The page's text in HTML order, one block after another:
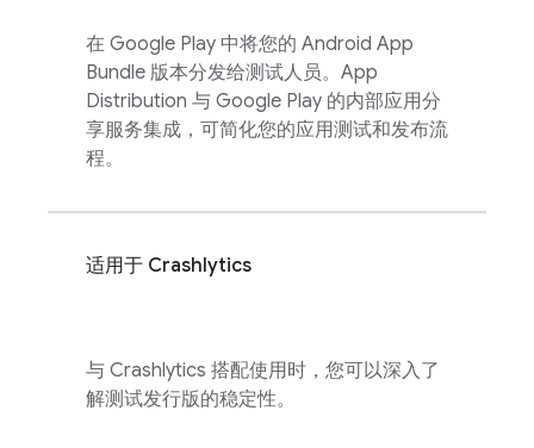
在 Google Play 中将您的 Android App
Bundle 版本分发给测试人员。 App
Distribution 与 Google Play 的内部应用分
享服务集成，可简化您的应用测试和发布流
程。
适用于 Crashlytics
与 Crashlytics 搭配使用时，您可以深入了
解测试发行版的稳定性。